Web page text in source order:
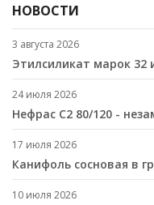
НОВОСТИ
3 августа 2026
Этилсиликат марок
24 июля 2026
Нефрас С2 80/120 -
17 июля 2026
Канифоль сосновая в
10 июля 2026